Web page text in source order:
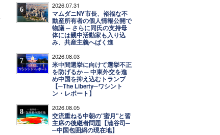
6 2026.07.31
マムダニNY市長、裕福な不
動産所有者の個人情報公開で
物議 ─ さらに同氏の支持母
体には親中活動家も入り込
み、共産主義へばく進
7 2026.08.03
米中間選挙に向けて選挙不正
を防げるか ─ 中東外交を進
め中国を抑え込むトランプ
【─The Liberty─ワシント
ン・レポート】
8 2026.08.05
交流重ねる中朝の"蜜月"と習
主席の後継者問題【澁谷司─
─中国包囲網の現在地】